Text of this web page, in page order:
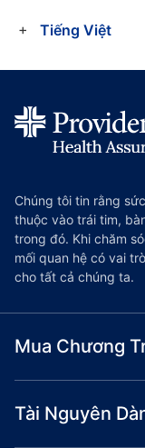
Tiếng Việt
Chúng tôi tin rằng
thuộc vào trái tim,
trong đó. Khi chăm
mối quan hệ có vai
cho tất cả chúng ta.
Mua Chương
Tài Nguyên